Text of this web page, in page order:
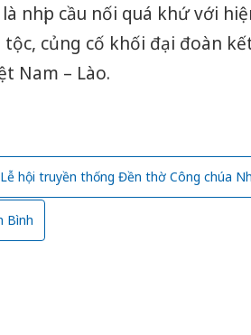
nhịp cầu nối quá khứ với
tộc, củng cố khối đại đoàn
Nam – Lào.
Lễ hội truyền thống Đền thờ Công chúa
Bình